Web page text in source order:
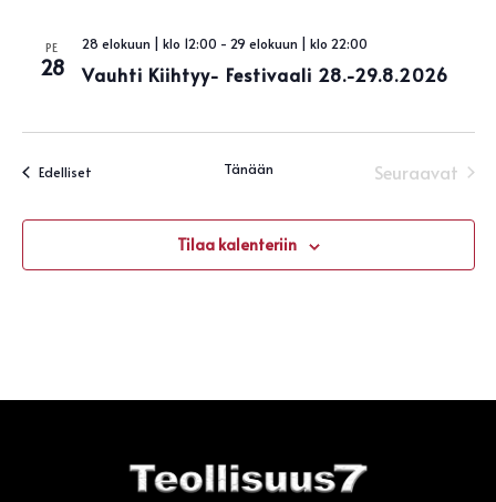
PE
28 Vauhti Kiihtyy- Festivaali 28.-29.8.2026
28 elokuun | klo 12:00 - 29 elokuun | klo 22:00
EdellisetTapahtumat Tänään
Seuraavat
Tilaa kalenteriin